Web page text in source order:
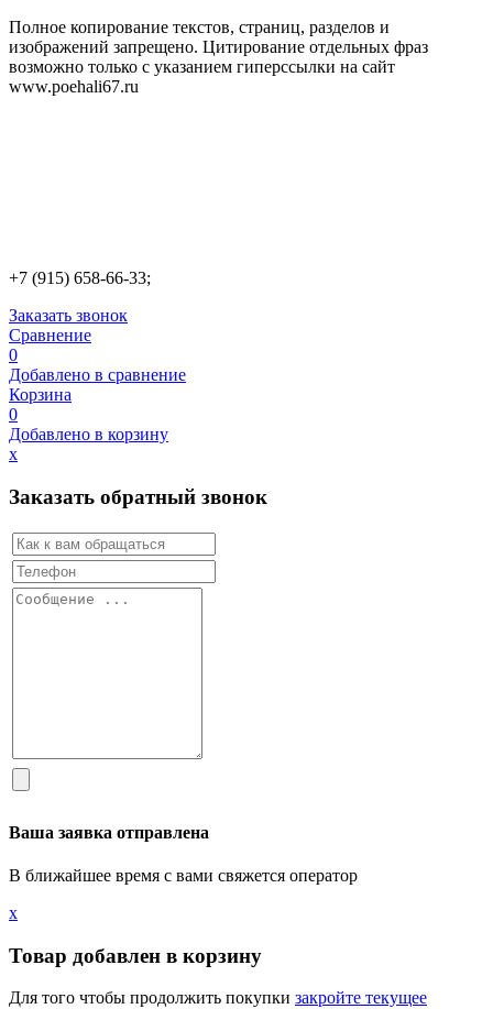
Полное копирование текстов, страниц, разделов и
изображений запрещено. Цитирование отдельных фраз
возможно только с указанием гиперссылки на сайт
www.poehali67.ru
+7 (915) 658-66-33;
Заказать звонок
Сравнение
0
Добавлено в сравнение
Корзина
0
Добавлено в корзину
х
Заказать обратный звонок
Ваша заявка отправлена
В ближайшее время с вами свяжется оператор
х
Товар добавлен в корзину
Для того чтобы продолжить покупки закройте текущее